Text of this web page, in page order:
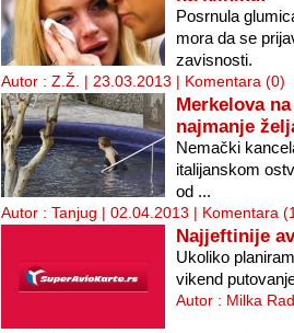
Posrnula
mora da se
zavisnosti.
Autor : Z.Ž. | 23.03.2013 | Komentara (0)
Merkelova
najmanje
Nemački
italijanskom
od ...
Autor : Tanjug | 02.04.2013 | Komentara
Najjeftinije
Ukoliko
vikend
Autor : Milka